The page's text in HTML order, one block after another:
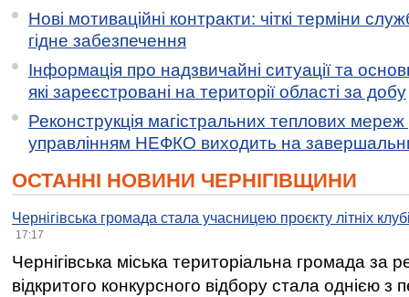
Нові мотиваційні контракти: чіткі терміни
гідне забезпечення
Інформація про надзвичайні ситуації та
які зареєстровані на території області за добу
Реконструкція магістральних теплових мереж
управлінням НЕФКО виходить на
ОСТАННІ НОВИНИ ЧЕРНІГІВЩИНИ
Чернігівська громада стала учасницею проєкту літніх
17:17
Чернігівська міська територіальна громада за
відкритого конкурсного відбору стала однією